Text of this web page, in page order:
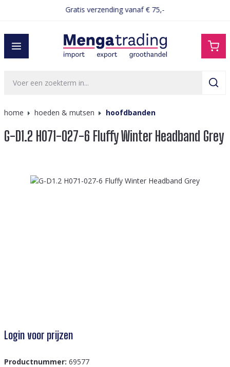
Gratis verzending vanaf € 75,-
home hoeden & mutsen hoofdbanden
G-D1.2 H071-027-6 Fluffy Winter Headband Grey
Afbeeldingengalerij overslaan
Login voor prijzen
Productnummer: 69577